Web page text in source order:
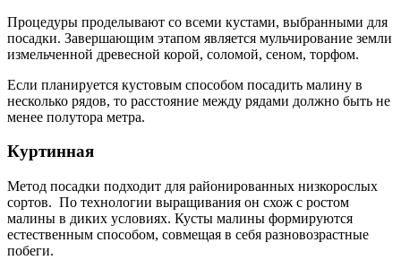
Процедуры проделывают со всеми кустами, выбранными для
посадки. Завершающим этапом является мульчирование земли
измельченной древесной корой, соломой, сеном, торфом.
Если планируется кустовым способом посадить малину в
несколько рядов, то расстояние между рядами должно быть не
менее полутора метра.
Куртинная
Метод посадки подходит для районированных низкорослых
сортов. По технологии выращивания он схож с ростом
малины в диких условиях. Кусты малины формируются
естественным способом, совмещая в себя разновозрастные
побеги.